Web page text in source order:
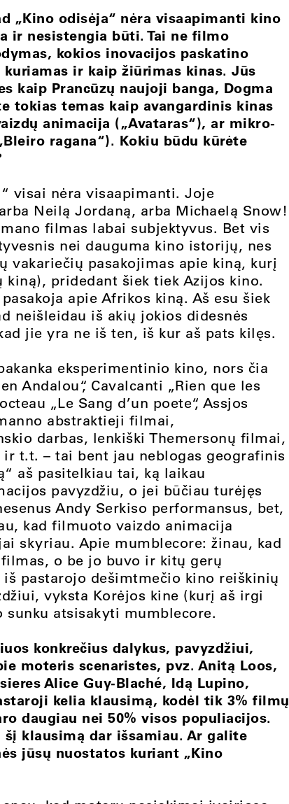
„Kino odisėja“ nėra visaapimanti kino
ir nesistengia būti. Tai ne filmo
kokios inovacijos paskatino
ir kaip žiūrimas kinas. Jūs
kaip Prancūzų naujoji banga, Dogma
tokias temas kaip avangardinis kinas
animacija („Avataras“), ar mikro-
ragana“). Kokiu būdu kūrėte
visai nėra visaapimanti. Joje
Neilą Jordaną, arba Michaelą Snow!
filmas labai subjektyvus. Bet vis
nei dauguma kino istorijų, nes
pasakojimas apie kiną, kurį
pridedant šiek tiek Azijos kino.
apie Afrikos kiną. Aš esu šiek
neišleidau iš akių jokios didesnės
jie yra ne iš ten, iš kur aš pats kilęs.
eksperimentinio kino, nors čia
Andalou“, Cavalcanti „Rien que les
„Le Sang d’un poete“, Assjos
abstraktieji filmai,
darbas, lenkiški Themersonų filmai,
ir t.t. – tai bent jau neblogas geografinis
aš pasitelkiau tai, ką laikau
pavyzdžiu, o jei būčiau turėjęs
Andy Serkiso performansus, bet,
kad filmuoto vaizdo animacija
skyriau. Apie mumblecore: žinau, kad
o be jo buvo ir kitų gerų
pastarojo dešimtmečio kino reiškinių
vyksta Korėjos kine (kurį aš irgi
sunku atsisakyti mumblecore.
konkrečius dalykus, pavyzdžiui,
moteris scenaristes, pvz. Anitą Loos,
Alice Guy-Blaché, Idą Lupino,
kelia klausimą, kodėl tik 3% filmų
daugiau nei 50% visos populiacijos.
klausimą dar išsamiau. Ar galite
jūsų nuostatos kuriant „Kino